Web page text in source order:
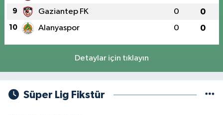
9 Gaziantep FK 0 0
10 Alanyaspor 0 0
Detaylar için tıklayın
Süper Lig Fikstür